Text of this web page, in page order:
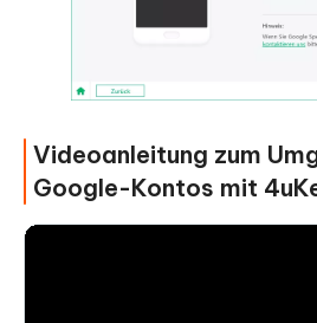
Videoanleitung zum
Google-Kontos mit